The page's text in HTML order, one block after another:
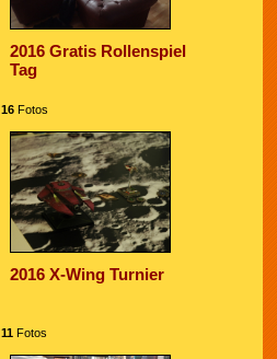
2016 Gratis Rollenspiel
Tag
16Fotos
2016 X-Wing Turnier
11Fotos